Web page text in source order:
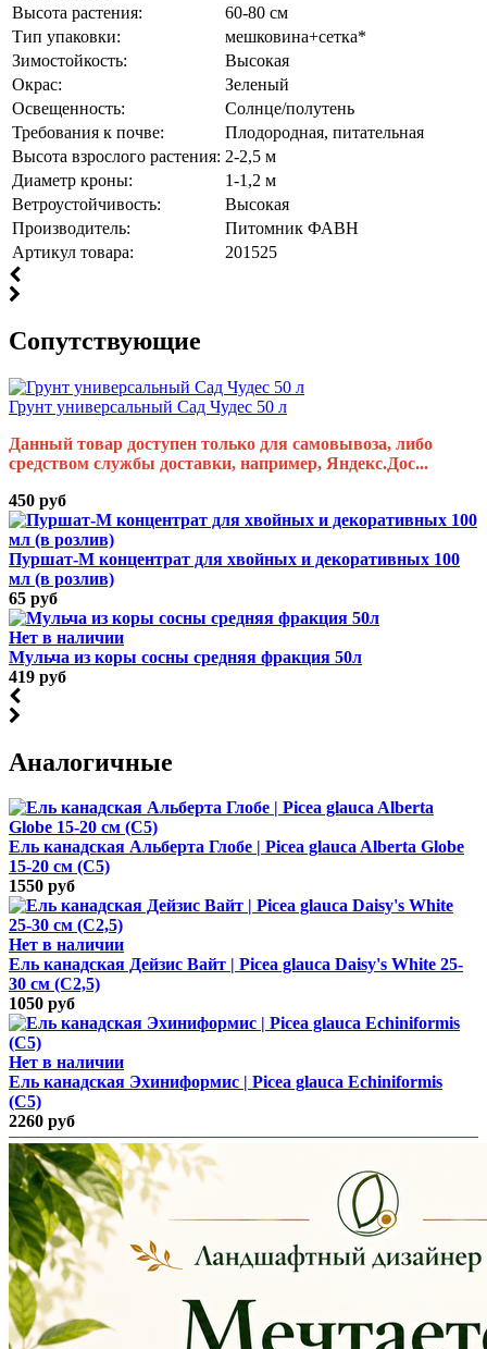
Высота растения:
60-80 см
Тип упаковки:
мешковина+сетка*
Зимостойкость:
Высокая
Окрас:
Зеленый
Освещенность:
Солнце/полутень
Требования к почве:
Плодородная, питательная
Высота взрослого растения: 2-2,5 м
Диаметр кроны:
1-1,2 м
Ветроустойчивость:
Высокая
Производитель:
Питомник ФАВН
Артикул товара:
201525
Cопутствующие
Грунт универсальный Сад Чудес 50 л
Данный товар доступен только для самовывоза, либо
средством службы доставки, например, Яндекс.Дос...
450 руб
Пуршат-М концентрат для хвойных и декоративных 100
мл (в розлив)
65 руб
Нет в наличии
Мульча из коры сосны средняя фракция 50л
419 руб
Аналогичные
Ель канадская Альберта Глобе | Picea glauca Alberta Globe
15-20 см (С5)
1550 руб
Нет в наличии
Ель канадская Дейзис Вайт | Picea glauca Daisy's White 25-
30 см (С2,5)
1050 руб
Нет в наличии
Ель канадская Эхиниформис | Picea glauca Echiniformis
(C5)
2260 руб